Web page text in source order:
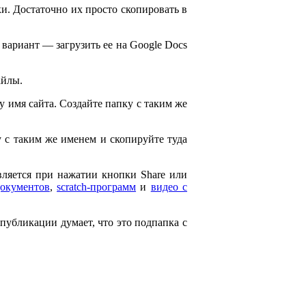
Достаточно их просто скопировать в
— загрузить ее на Google Docs
имя сайта. Создайте папку с таким же
таким же именем и скопируйте туда
при нажатии кнопки Share или
,scratch-программ и видео с
думает, что это подпапка с